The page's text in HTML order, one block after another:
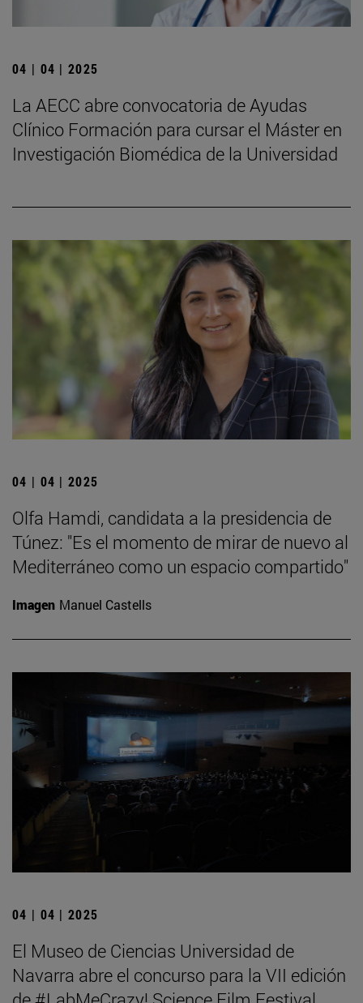
04 | 04 | 2025
La AECC abre convocatoria de Ayudas
Clínico Formación para cursar el Máster en
Investigación Biomédica de la Universidad
04 | 04 | 2025
Olfa Hamdi, candidata a la presidencia de
Túnez: "Es el momento de mirar de nuevo al
Mediterráneo como un espacio compartido"
Imagen Manuel Castells
04 | 04 | 2025
El Museo de Ciencias Universidad de
Navarra abre el concurso para la VII edición